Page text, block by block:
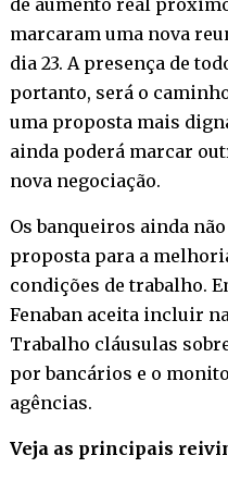
marcaram uma nova
dia 23. A presença de
portanto, será o
uma proposta mais
ainda poderá marcar
nova negociação.
Os banqueiros ainda
proposta para a
condições de trabalho.
Fenaban aceita incluir
Trabalho cláusulas
por bancários e o
agências.
Veja as principais